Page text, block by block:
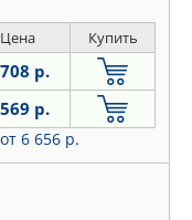
Цена Купить
р.
р.
от 6 656 р.